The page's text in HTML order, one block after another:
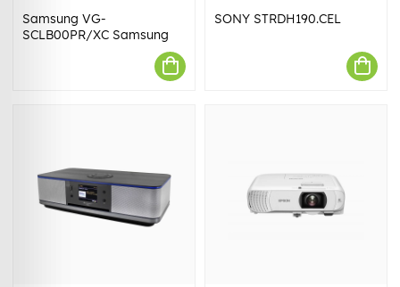
Samsung VG-
SCLB00PR/XC Samsung
SONY STRDH190.CEL